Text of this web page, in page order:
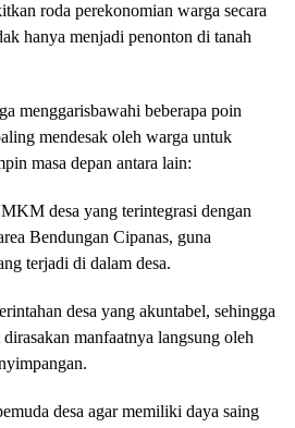
roda perekonomian warga secara
hanya menjadi penonton di tanah
menggarisbawahi beberapa poin
mendesak oleh warga untuk
masa depan antara lain:
desa yang terintegrasi dengan
Bendungan Cipanas, guna
terjadi di dalam desa.
desa yang akuntabel, sehingga
manfaatnya langsung oleh
desa agar memiliki daya saing